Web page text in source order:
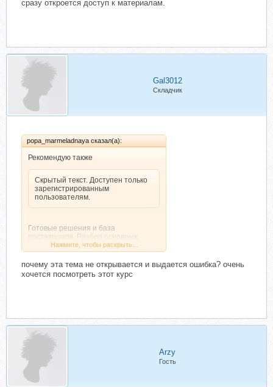
сразу откроется доступ к материалам.
Gal3012
Складчик
popa_marmeladnaya сказал(а):
Рекомендую также
Скрытый текст. Доступен только
зарегистрированным
пользователям.
Нажмите, чтобы раскрыть...
Готовые решения и база
поставщиков. Разбор основных
ошибок новичков. Инструкция, как
открыть бизнес с минимальными
вложениями.Не нужно ждать.После
оплаты сразу откроется доступ к
материалам.
Нажмите, чтобы раскрыть...
почему эта тема не открывается и выдается ошибка? очень
хочется посмотреть этот курс
Arzy
Гость